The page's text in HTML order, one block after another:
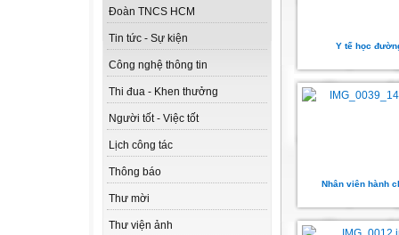
Đoàn TNCS HCM
Tin tức - Sự kiện
Công nghệ thông tin
Thi đua - Khen thưởng
Người tốt - Việc tốt
Lịch công tác
Thông báo
Thư mời
Thư viện ảnh
Y tế học
Nhân viên hành